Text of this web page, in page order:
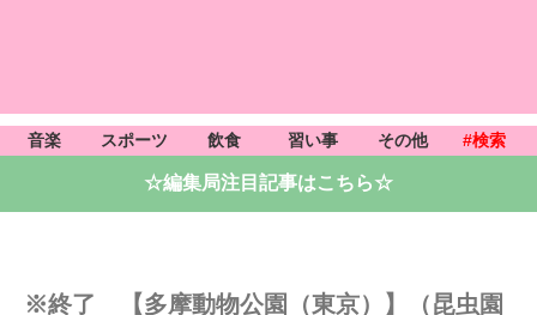
音楽 スポーツ 飲食 習い事 その他 #検索
☆編集局注目記事はこちら☆
※終了 【多摩動物公園（東京）】（昆虫園